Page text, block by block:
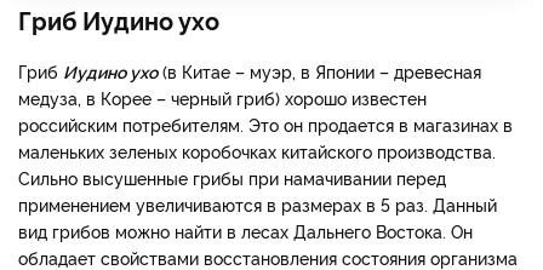
Гриб Иудино ухо
Гриб Иудино ухо(в Китае – муэр, в Японии – древесная
медуза, в Корее – черный гриб) хорошо известен
российским потребителям. Это он продается в магазинах в
маленьких зеленых коробочках китайского производства.
Сильно высушенные грибы при намачивании перед
применением увеличиваются в размерах в 5 раз. Данный
вид грибов можно найти в лесах Дальнего Востока. Он
обладает свойствами восстановления состояния организма